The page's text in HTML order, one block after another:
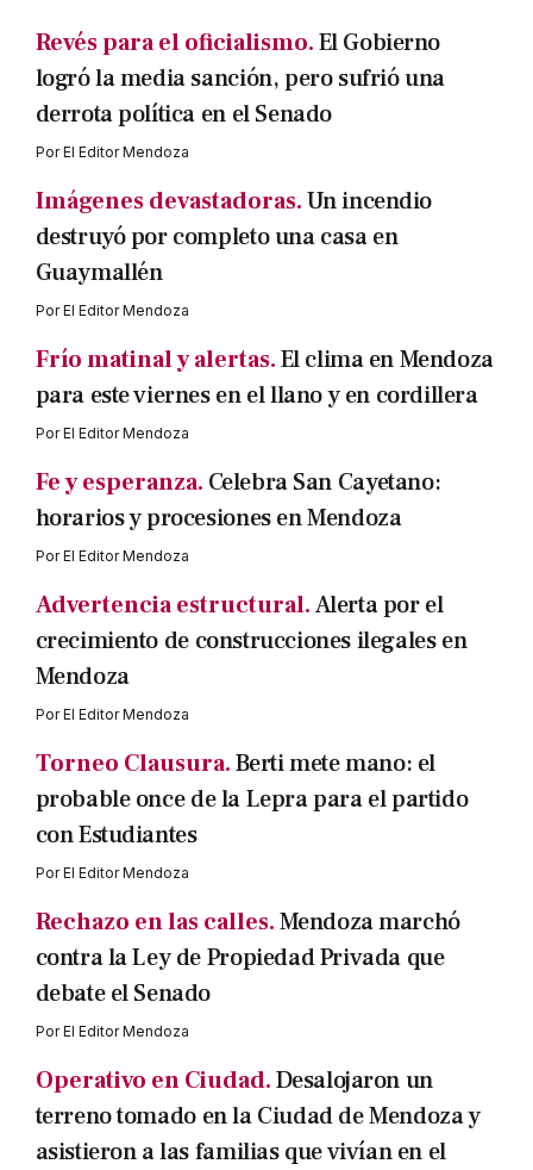
Revés para el oficialismo.El Gobierno
logró la media sanción, pero sufrió una
derrota política en el Senado
PorEl Editor Mendoza
Imágenes devastadoras.Un incendio
destruyó por completo una casa en
Guaymallén
PorEl Editor Mendoza
Frío matinal y alertas.El clima en Mendoza
para este viernes en el llano y en cordillera
PorEl Editor Mendoza
Fe y esperanza. Celebra San Cayetano:
horarios y procesiones en Mendoza
PorEl Editor Mendoza
Advertencia estructural.Alerta por el
crecimiento de construcciones ilegales en
Mendoza
PorEl Editor Mendoza
Torneo Clausura.Berti mete mano: el
probable once de la Lepra para el partido
con Estudiantes
PorEl Editor Mendoza
Rechazo en las calles.Mendoza marchó
contra la Ley de Propiedad Privada que
debate el Senado
PorEl Editor Mendoza
Operativo en Ciudad.Desalojaron un
terreno tomado en la Ciudad de Mendoza y
asistieron a las familias que vivían en el